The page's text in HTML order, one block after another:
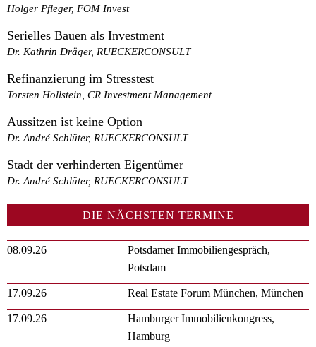
Holger Pfleger, FOM Invest
Serielles Bauen als Investment
Dr. Kathrin Dräger, RUECKERCONSULT
Refinanzierung im Stresstest
Torsten Hollstein, CR Investment Management
Aussitzen ist keine Option
Dr. André Schlüter, RUECKERCONSULT
Stadt der verhinderten Eigentümer
Dr. André Schlüter, RUECKERCONSULT
DIE NÄCHSTEN TERMINE
08.09.26
Potsdamer Immobiliengespräch,
Potsdam
17.09.26 Real Estate Forum München, München
17.09.26
Hamburger Immobilienkongress,
Hamburg